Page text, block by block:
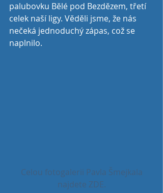
palubovku Bělé pod Bezdězem, třetí
celek naší ligy. Věděli jsme, že nás
nečeká jednoduchý zápas, což se
naplnilo.
najdete ZDE.